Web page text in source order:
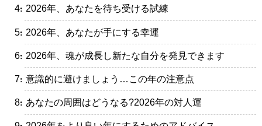
・2026年、あなたを待ち受ける試練
・2026年、あなたが手にする幸運
・2026年、魂が成長し新たな自分を発見できます
・意識的に避けましょう…この年の注意点
・あなたの周囲はどうなる?2026年の対人運